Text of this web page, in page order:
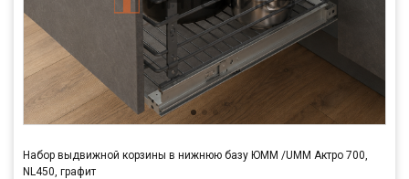
Набор выдвижной корзины в нижнюю базу ЮММ /UMM Актро 700,
NL450, графит